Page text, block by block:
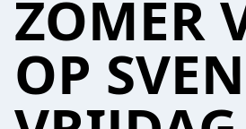
ZOMER
OP